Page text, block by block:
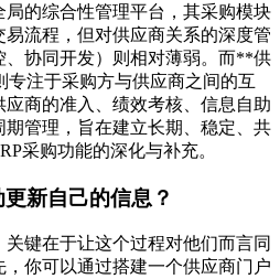
的综合性管理平台，其采购模块
流程，但对供应商关系的深度管
、协同开发）则相对薄弱。而**供
注于采购方与供应商之间的互
商的准入、绩效考核、信息自助
管理，旨在建立长期、稳定、共
采购功能的深化与补充。
新自己的信息？
键在于让这个过程对他们而言同
你可以通过搭建一个供应商门户